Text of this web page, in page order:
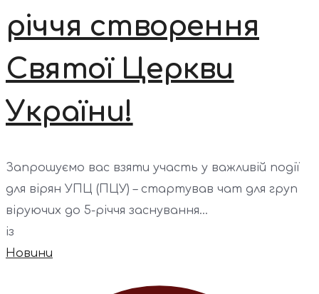
річчя створення
Святої Церкви
України!
Запрошуємо вас взяти участь у важливій події
для вірян УПЦ (ПЦУ) – стартував чат для груп
віруючих до 5-річчя заснування...
із
Новини